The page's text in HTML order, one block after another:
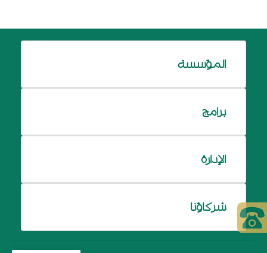
المؤسسة
برامج
الإدارة
شركاؤنا